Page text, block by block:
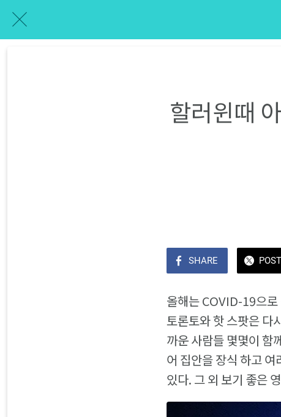
할러윈때
SHARE POST
올해는 COVID-19으로
토론토와 핫 스팟은 다
까운 사람들 몇몇이 함
어 집안을 장식 하고
있다. 그 외 보기 좋은